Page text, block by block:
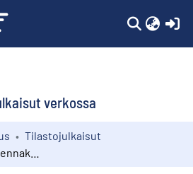
verkossa
Tilastojulkaisut